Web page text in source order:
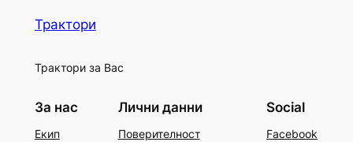
Трактори
Трактори за Вас
За нас
Екип
Лични данни
Поверителност
Social
Facebook